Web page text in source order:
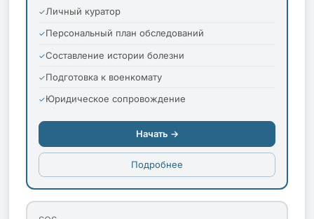
Личный куратор
Персональный план обследований
Составление истории болезни
Подготовка к военкомату
Юридическое сопровождение
Начать →
Подробнее